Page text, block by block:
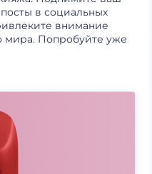
в социальных
внимание
мира. Попробуйте уже